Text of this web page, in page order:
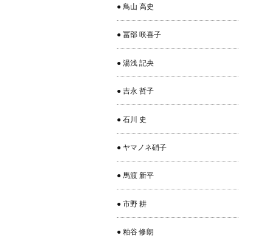
● 鳥山 高史
● 冨部 咲喜子
● 湯浅 記央
● 吉永 哲子
● 石川 史
● ヤマノネ硝子
● 馬渡 新平
● 市野 耕
● 粕谷 修朗